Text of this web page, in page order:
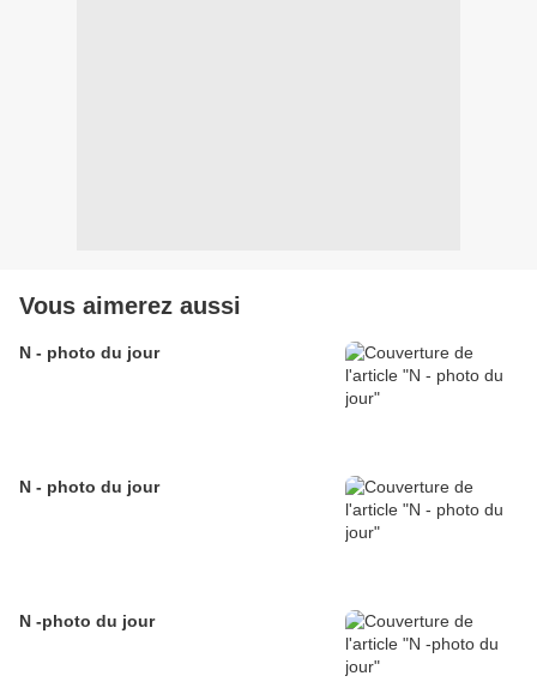
Vous aimerez aussi
N - photo du jour
N - photo du jour
N -photo du jour